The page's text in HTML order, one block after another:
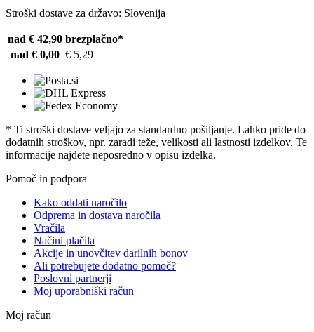
Stroški dostave za državo: Slovenija
nad € 42,90 brezplačno*
nad € 0,00 € 5,29
* Ti stroški dostave veljajo za standardno pošiljanje. Lahko pride do
dodatnih stroškov, npr. zaradi teže, velikosti ali lastnosti izdelkov. Te
informacije najdete neposredno v opisu izdelka.
Pomoč in podpora
Kako oddati naročilo
Odprema in dostava naročila
Vračila
Načini plačila
Akcije in unovčitev darilnih bonov
Ali potrebujete dodatno pomoč?
Poslovni partnerji
Moj uporabniški račun
Moj račun